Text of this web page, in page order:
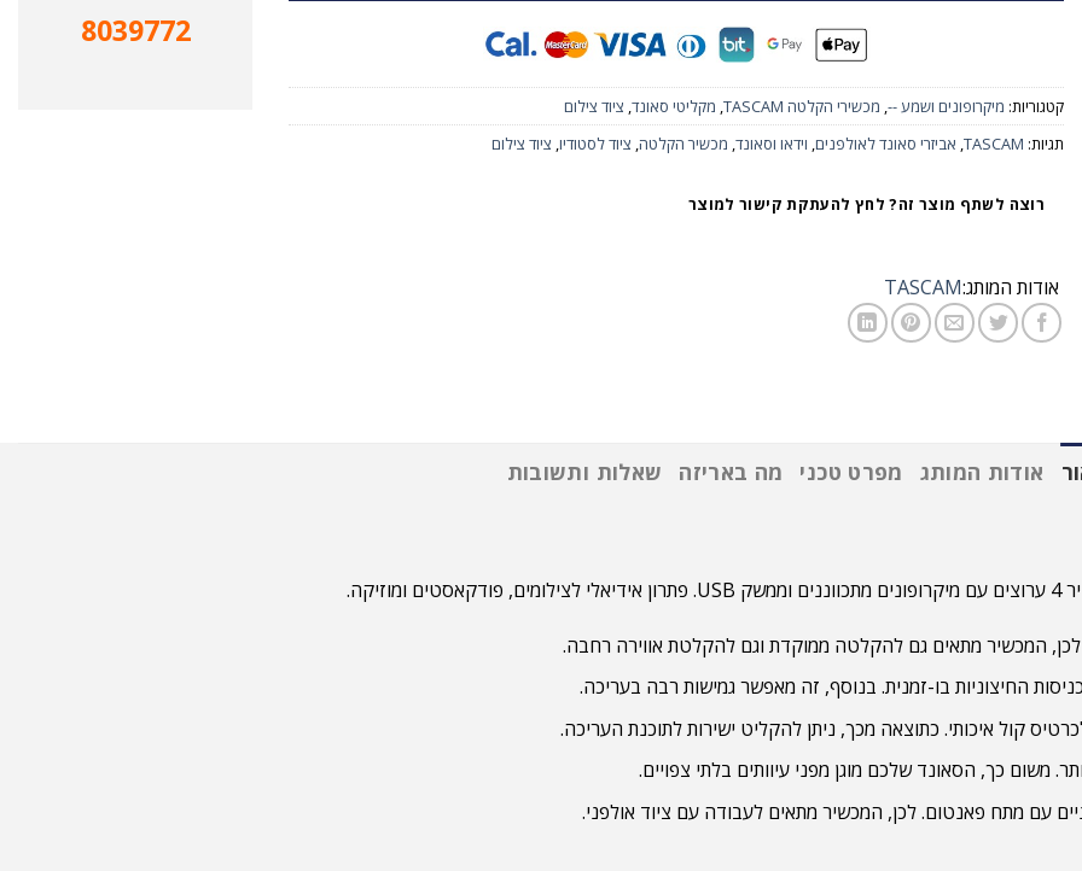
קטגוריות: מיקרופונים ושמע -- מכשירי הקלטה TASCAM מקליטי סאונד ציוד צילום
תגיות: TASCAM אביזרי סאונד לאולפנים וידאו וסאונד מכשיר הקלטה ציוד לסטודיו ציוד צילום
רוצה לשתף מוצר זה? לחץ להעתקת קישור למוצר
אודות המותג:TASCAM
8039772
אודות המותג מפרט טכני מה באריזה שאלות ותשובות
החיצוניות בו-זמנית. בנוסף, זה מאפשר גמישות רבה בעריכה.
קול איכותי. כתוצאה מכך, ניתן להקליט ישירות לתוכנת העריכה.
משום כך, הסאונד שלכם מוגן מפני עיוותים בלתי צפויים.
עם מתח פאנטום. לכן, המכשיר מתאים לעבודה עם ציוד אולפני.